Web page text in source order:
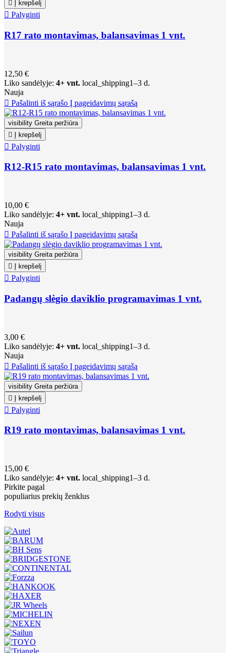

Į krepšelį
 Palyginti
R17 rato montavimas, balansavimas 1 vnt.
12,50 €
Liko sandėlyje: 4+ vnt. local_shipping1–3 d.
Nauja
 Pašalinti iš sąrašo Į pageidavimų sąrašą
visibility Greita peržiūra
 Į krepšelį
 Palyginti
R12-R15 rato montavimas, balansavimas 1 vnt.
10,00 €
Liko sandėlyje: 4+ vnt. local_shipping1–3 d.
Nauja
 Pašalinti iš sąrašo Į pageidavimų sąrašą
visibility Greita peržiūra

Į krepšelį
 Palyginti
Padangų slėgio daviklio programavimas 1 vnt.
3,00 €
Liko sandėlyje: 4+ vnt. local_shipping1–3 d.
Nauja
 Pašalinti iš sąrašo Į pageidavimų sąrašą
visibility Greita peržiūra
 Į krepšelį
 Palyginti
R19 rato montavimas, balansavimas 1 vnt.
15,00 €
Liko sandėlyje: 4+ vnt. local_shipping1–3 d.
Pirkite pagal
populiarius prekių ženklus
Rodyti visus